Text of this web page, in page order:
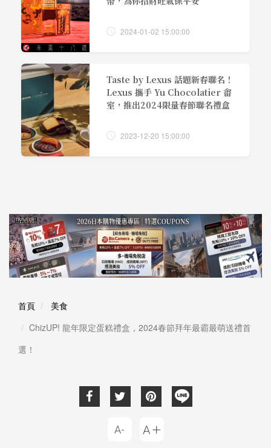
2024-01-02 15:00:00
Taste by Lexus 話題新春聯名！
Lexus 攜手 Yu Chocolatier 畬
室，推出2024限量春節聯名禮盒
2023-12-20 15:00:00
首頁
美食
ChizUP! 龍年限定蛋糕禮盒，2024春節拜年最霸最萌送禮首
選！